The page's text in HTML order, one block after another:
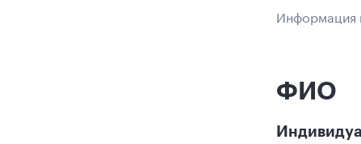
Информация
ФИО